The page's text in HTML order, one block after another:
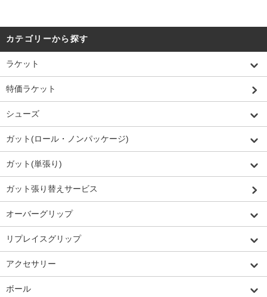
カテゴリーから探す
ラケット
特価ラケット
シューズ
ガット(ロール・ノンパッケージ)
ガット(単張り)
ガット張り替えサービス
オーバーグリップ
リプレイスグリップ
アクセサリー
ボール